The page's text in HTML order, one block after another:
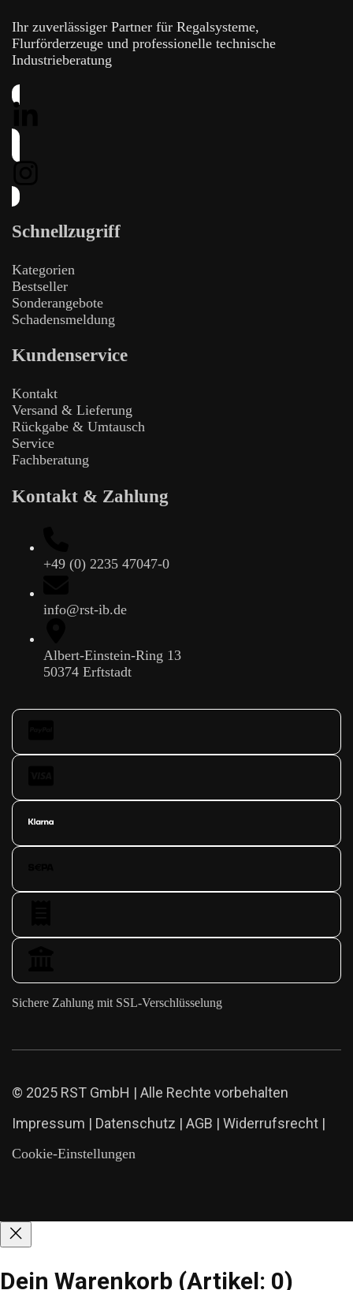
Ihr zuverlässiger Partner für Regalsysteme,
Flurförderzeuge und professionelle technische
Industrieberatung
Schnellzugriff
Kategorien
Bestseller
Sonderangebote
Schadensmeldung
Kundenservice
Kontakt
Versand & Lieferung
Rückgabe & Umtausch
Service
Fachberatung
Kontakt & Zahlung
+49 (0) 2235 47047-0
info@rst-ib.de
Albert-Einstein-Ring 13
50374 Erftstadt
Sichere Zahlung mit SSL-Verschlüsselung
© 2025 RST GmbH | Alle Rechte vorbehalten
Impressum | Datenschutz | AGB | Widerrufsrecht |
Cookie-Einstellungen
Dein Warenkorb (Artikel: 0)